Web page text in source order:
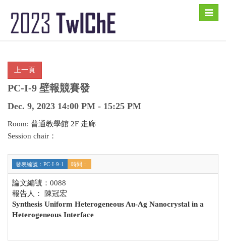
Toggle
PC-I-9 壁報競賽發
Dec. 9, 2023 14:00 PM - 15:25 PM
Room: 普通教學館 2F 走廊
Session chair：
發表編號：PC-I-9-1 時間：
論文編號：0088
報告人： 陳冠宏
Synthesis Uniform Heterogeneous Au-Ag Nanocrystal in a
Heterogeneous Interface